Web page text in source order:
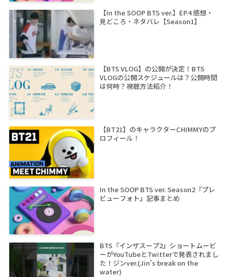
【In the SOOP BTS ver.】EP.4 感想・
見どころ・ネタバレ【Season1】
【BTS VLOG】の公開が決定！BTS
VLOGの公開スケジュールは？公開時間
は何時？視聴方法紹介！
【BT21】のキャラクターCHIMMYのプ
ロフィール！
In the SOOP BTS ver. Season2『プレ
ビューフォト』記事まとめ
BTS『インザスープ2』ショートムービ
ーがYouTubeとTwitterで発表されまし
た！ジンver.(Jin's break on the
water)